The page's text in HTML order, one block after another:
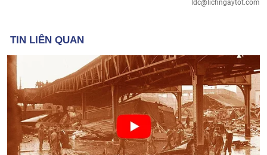
ldc@lichngaytot.com